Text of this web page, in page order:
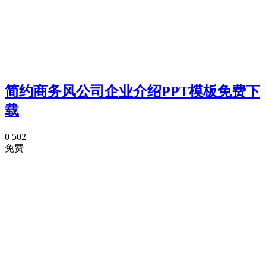
简约商务风公司企业介绍PPT模板免费下
载
0 502
免费